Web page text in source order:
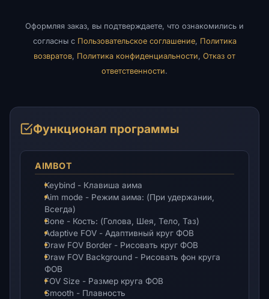
Оформляя заказ, вы подтверждаете, что ознакомились и
согласны с Пользовательское соглашение, Политика
возвратов, Политика конфиденциальности, Отказ от
ответственности.
Функционал программы
AIMBOT
Keybind - Клавиша аима
Aim mode - Режим аима: (При удержании,
Всегда)
Bone - Кость: (Голова, Шея, Тело, Таз)
Adaptive FOV - Адаптивный круг ФОВ
Draw FOV Border - Рисовать круг ФОВ
Draw FOV Background - Рисовать фон круга
ФОВ
FOV Size - Размер круга ФОВ
Smooth - Плавность